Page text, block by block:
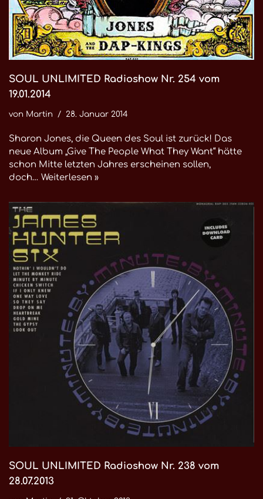
SOUL UNLIMITED Radioshow Nr. 254 vom
19.01.2014
von Martin 28. Januar 2014
Sharon Jones, die Queen des Soul ist zurück! Das
neue Album „Give The People What They Want“ hätte
schon Mitte letzten Jahres erscheinen sollen,
doch… Weiterlesen »
SOUL UNLIMITED Radioshow Nr. 238 vom
28.07.2013